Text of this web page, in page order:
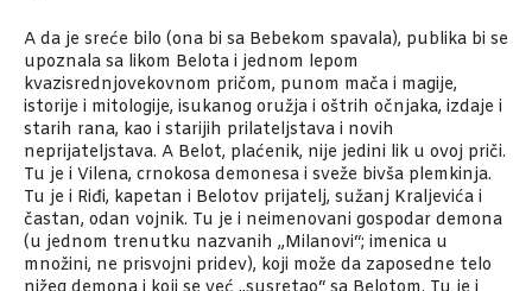
A da je sreće bilo (ona bi sa Bebekom spavala), publika bi se
upoznala sa likom Belota i jednom lepom
kvazisrednjovekovnom pričom, punom mača i magije,
istorije i mitologije, isukanog oružja i oštrih očnjaka, izdaje i
starih rana, kao i starijih prilateljstava i novih
neprijateljstava. A Belot, plaćenik, nije jedini lik u ovoj priči.
Tu je i Vilena, crnokosa demonesa i sveže bivša plemkinja.
Tu je i Riđi, kapetan i Belotov prijatelj, sužanj Kraljevića i
častan, odan vojnik. Tu je i neimenovani gospodar demona
(u jednom trenutku nazvanih „Milanovi“; imenica u
množini, ne prisvojni pridev), koji može da zaposedne telo